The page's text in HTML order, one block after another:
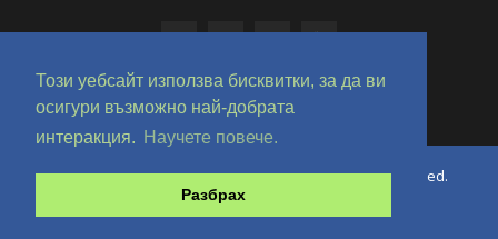
Този уебсайт използва бисквитки, за да ви
осигури възможно най-добрата
интеракция.
Научете повече.
Разбрах
Copyright © 2018-2024 ViaPontika.com. All Rights Reserved.
Development @ OverHertz Ltd